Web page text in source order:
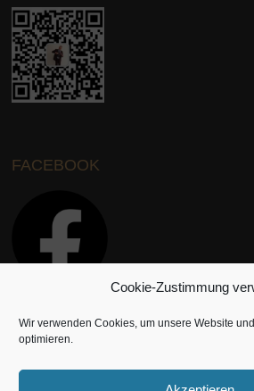
Cookie-Zustimmung
Wir verwenden Cookies, um unsere Website
optimieren.
FACEBOOK
INSTAGRAM